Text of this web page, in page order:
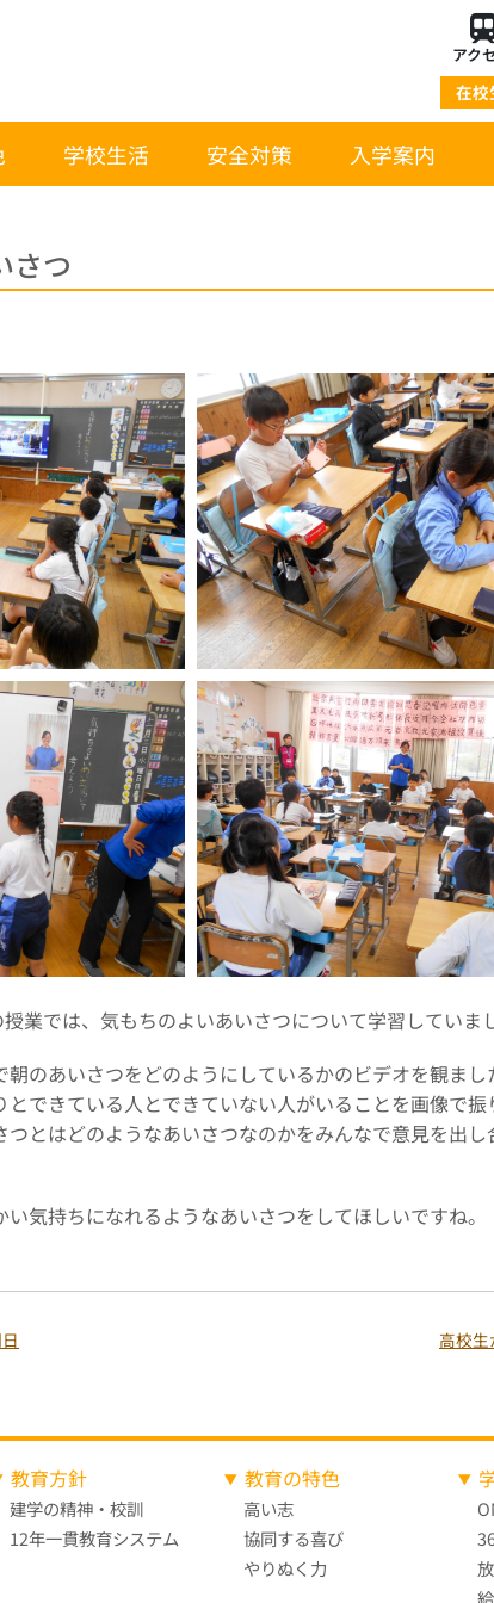
アク
在校
学校生活 安全対策 入学案内
さつ
業では、気もちのよいあいさつについて学習していま
のあいさつをどのようにしているかのビデオを観まし
できている人とできていない人がいることを画像で振
とはどのようなあいさつなのかをみんなで意見を出し
気持ちになれるようなあいさつをしてほしいですね。
高校生
教育方針
建学の精神・校訓
12年一貫教育システム
教育の特色
高い志
協同する喜び
やりぬく力